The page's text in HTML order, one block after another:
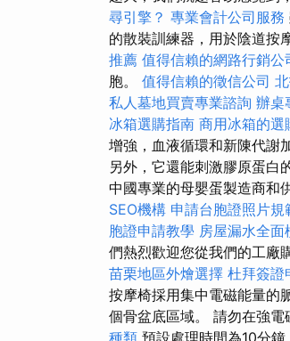
尋引擎？ 專業會計公司服務
的散裝訓練器，用於陰道按
推薦 值得信賴的網路行銷公
胞。 值得信賴的徵信公司
私人墓地買賣專業諮詢 辦桌
冰箱選購指南 商用冰箱的選
增強，血液循環和新陳代謝
另外，它還能刺激膠原蛋白
中國專業的母嬰蛋製造商和
SEO機構 申請台胞證照片規
胞證申請教學 房屋漏水全面
們熱烈歡迎您從我們的工廠
苗栗地區外燴選擇 杜拜簽證
按摩椅採用集中電磁能量的
個骨盆底區域。 請勿在強電
種類 預設處理時間為10分鐘